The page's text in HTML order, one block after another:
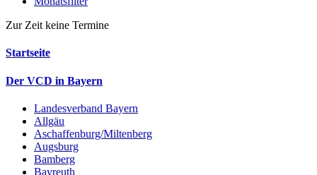
Zur Zeit keine Termine
Startseite
Der VCD in Bayern
Landesverband Bayern
Allgäu
Aschaffenburg/Miltenberg
Augsburg
Bamberg
Bayreuth